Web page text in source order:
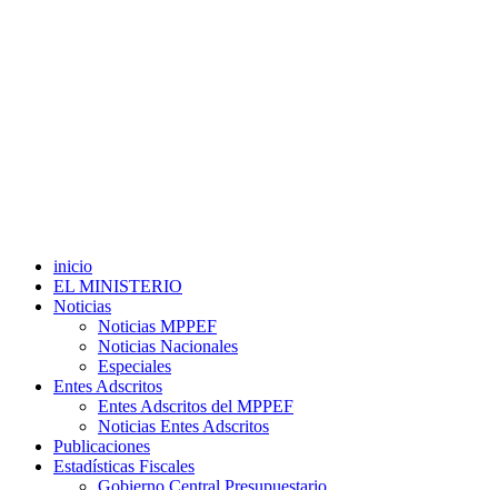
inicio
EL MINISTERIO
Noticias
Noticias MPPEF
Noticias Nacionales
Especiales
Entes Adscritos
Entes Adscritos del MPPEF
Noticias Entes Adscritos
Publicaciones
Estadísticas Fiscales
Gobierno Central Presupuestario